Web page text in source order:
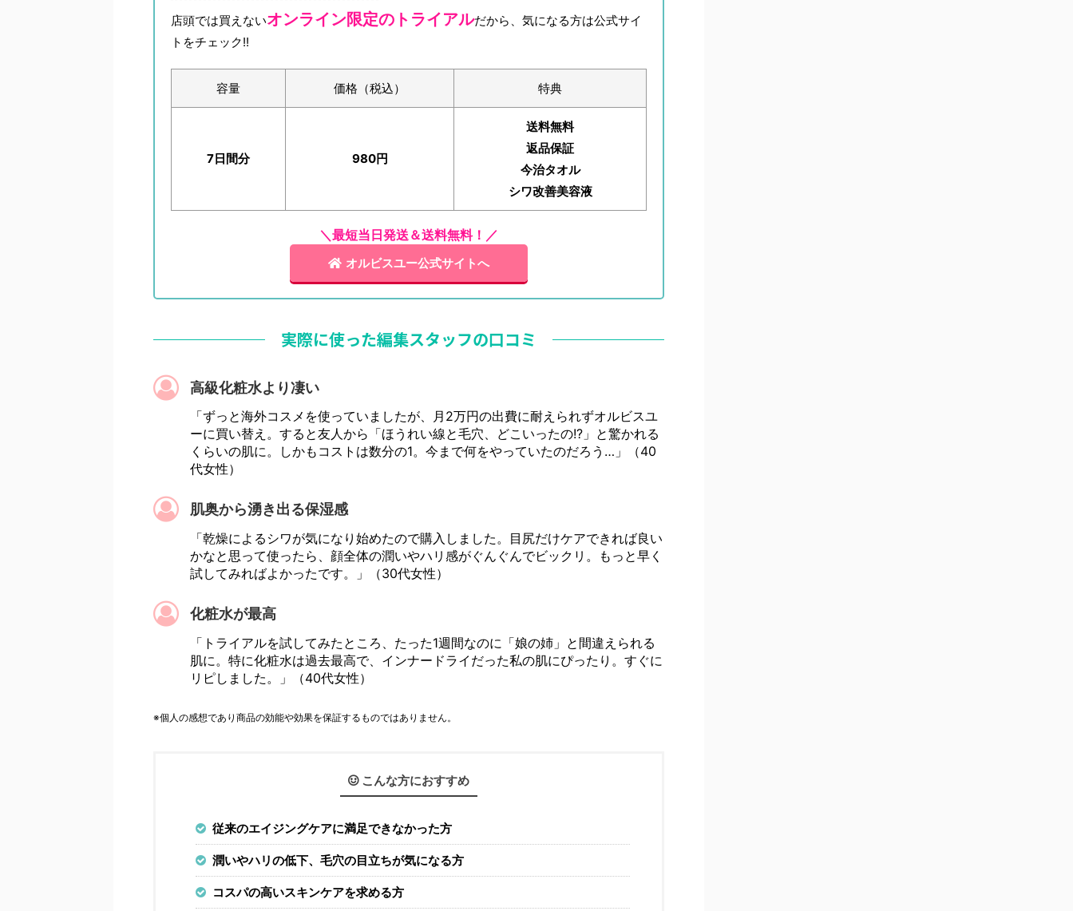
店頭では買えないオンライン限定のトライアルだから、気になる方は公式サイ
トをチェック!!
容量 価格（税込） 特典
7日間分 980円
送料無料
返品保証
今治タオル
シワ改善美容液
＼最短当日発送＆送料無料！／
オルビスユー公式サイトへ
実際に使った編集スタッフの口コミ
高級化粧水より凄い
「ずっと海外コスメを使っていましたが、月2万円の出費に耐えられずオルビスユ
ーに買い替え。すると友人から「ほうれい線と毛穴、どこいったの!?」と驚かれる
くらいの肌に。しかもコストは数分の1。今まで何をやっていたのだろう…」（40
代女性）
肌奥から湧き出る保湿感
「乾燥によるシワが気になり始めたので購入しました。目尻だけケアできれば良い
かなと思って使ったら、顔全体の潤いやハリ感がぐんぐんでビックリ。もっと早く
試してみればよかったです。」（30代女性）
化粧水が最高
「トライアルを試してみたところ、たった1週間なのに「娘の姉」と間違えられる
肌に。特に化粧水は過去最高で、インナードライだった私の肌にぴったり。すぐに
リピしました。」（40代女性）
※個人の感想であり商品の効能や効果を保証するものではありません。
こんな方におすすめ
従来のエイジングケアに満足できなかった方
潤いやハリの低下、毛穴の目立ちが気になる方
コスパの高いスキンケアを求める方